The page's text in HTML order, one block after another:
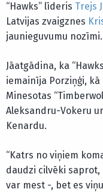
“Hawks” līderis Trejs
Latvijas zvaigznes
jaunieguvumu nozīmi.
Jāatgādina, ka
iemainīja Porziņģi,
Minesotas
Aleksandru-Vokeru
Kenardu.
“Katrs no viņiem
daudzi cilvēki saprot,
var mest -, bet es